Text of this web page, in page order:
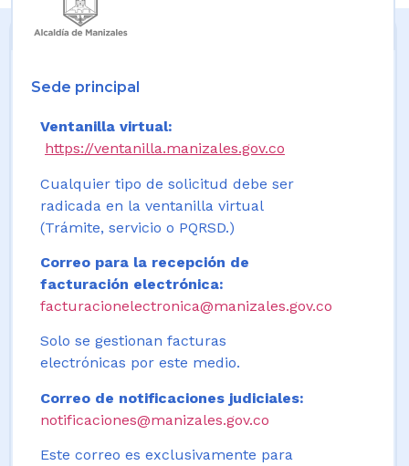
Sede principal
Ventanilla virtual:
https://ventanilla.manizales.gov.co
Cualquier tipo de solicitud debe ser
radicada en la ventanilla virtual
(Trámite, servicio o PQRSD.)
Correo para la recepción de
facturación electrónica:
facturacionelectronica@manizales.gov.co
Solo se gestionan facturas
electrónicas por este medio.
Correo de notificaciones judiciales:
notificaciones@manizales.gov.co
Este correo es exclusivamente para